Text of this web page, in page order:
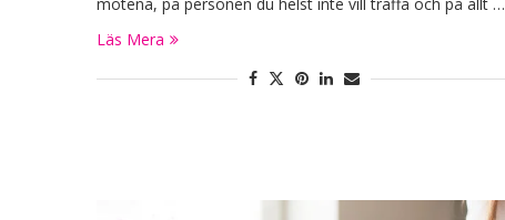
Läs Mera